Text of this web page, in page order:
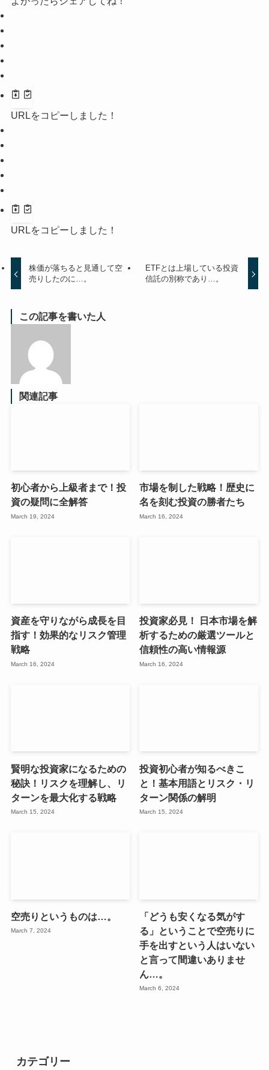
URLをコピーしました！
URLをコピーしました！
株価が落ちると見通して空
売りしたのに…。
ETFとは上場している投資
信託の別称であり…。
この記事を書いた人
関連記事
初心者から上級者まで！投
資の疑問に全解答
March 19, 2024
市場を制した戦略！歴史に
名を刻む投資の勝者たち
March 16, 2024
資産を守りながら成長を目
指す！効果的なリスク管理
戦略
March 16, 2024
投資家必見！ 日本市場を解
析するための厳選ツールと
信頼性の高い情報源
March 16, 2024
賢明な投資家になるための
秘訣！リスクを理解し、リ
ターンを最大化する戦略
March 15, 2024
投資初心者が知るべきこ
と！基本用語とリスク・リ
ターン関係の解明
March 15, 2024
空売りというものは…。
March 7, 2024
「どうも安くなる気がす
る」ということで空売りに
手を出すという人はいない
と言って間違いありませ
ん…。
March 6, 2024
カテゴリー